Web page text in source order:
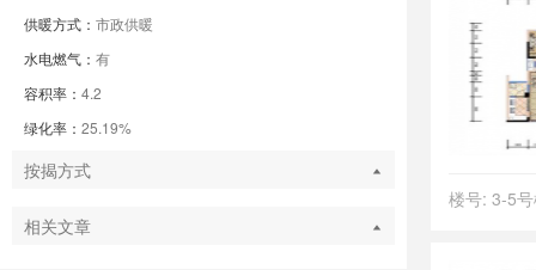
供暖方式： 市政供暖
水电燃气： 有
容积率： 4.2
绿化率： 25.19%
按揭方式
相关文章
楼号: 3-5